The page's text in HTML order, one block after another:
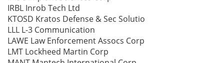
IRBL Inrob Tech Ltd
KTOSD Kratos Defense & Sec Solutio
LLL L-3 Communication
LAWE Law Enforcement Assocs Corp
LMT Lockheed Martin Corp